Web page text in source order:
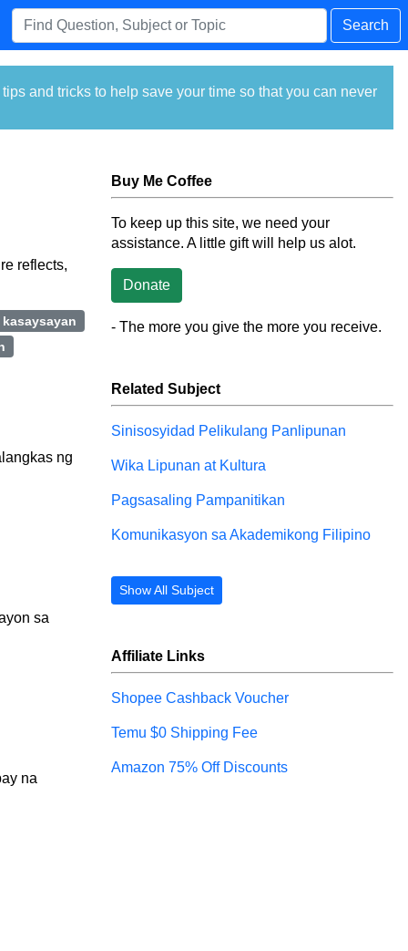
Search
and tricks to help save your time so that you can never
reflects,
kasaysayan
ng
sa
na
Buy Me Coffee
To keep up this site, we need your
assistance. A little gift will help us alot.
Donate
- The more you give the more you receive.
Related Subject
Sinisosyidad Pelikulang Panlipunan
Wika Lipunan at Kultura
Pagsasaling Pampanitikan
Komunikasyon sa Akademikong Filipino
Show All Subject
Affiliate Links
Shopee Cashback Voucher
Temu $0 Shipping Fee
Amazon 75% Off Discounts